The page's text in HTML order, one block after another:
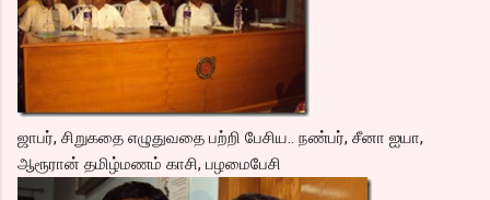
ஜாபர், சிறுகதை எழுதுவதை பற்றி பேசிய.. நண்பர், சீனா ஐயா,
ஆரூரான் தமிழ்மணம் காசி, பழமைபேசி